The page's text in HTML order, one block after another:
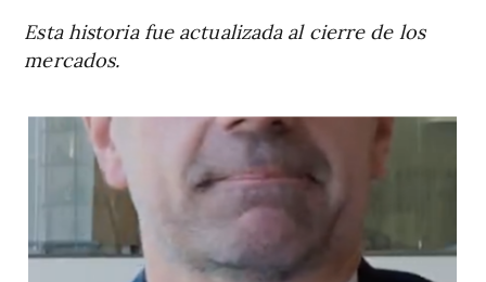
Esta historia fue actualizada al cierre de los
mercados.